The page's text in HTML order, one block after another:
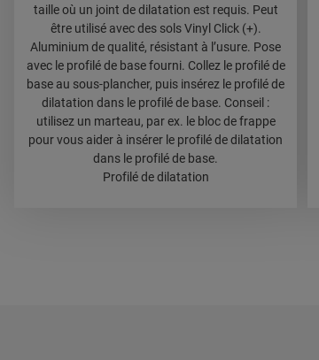
taille où un joint de dilatation est requis. Peut
être utilisé avec des sols Vinyl Click (+).
Aluminium de qualité, résistant à l’usure. Pose
avec le profilé de base fourni. Collez le profilé de
base au sous-plancher, puis insérez le profilé de
dilatation dans le profilé de base. Conseil :
utilisez un marteau, par ex. le bloc de frappe
pour vous aider à insérer le profilé de dilatation
dans le profilé de base.
Profilé de dilatation